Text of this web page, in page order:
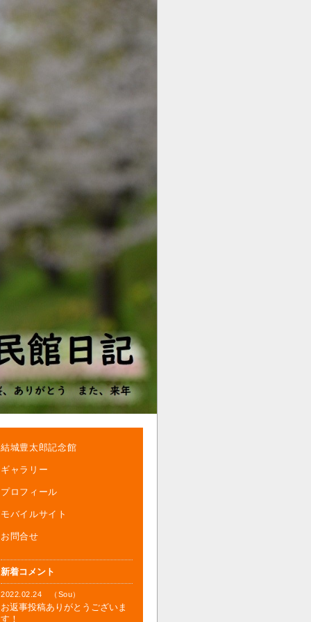
結城豊太郎記念館
ギャラリー
プロフィール
モバイルサイト
お問合せ
新着コメント
2022.02.24 （Sou）
お返事投稿ありがとうございま
す！